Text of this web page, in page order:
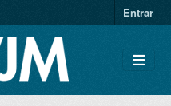
Entrar